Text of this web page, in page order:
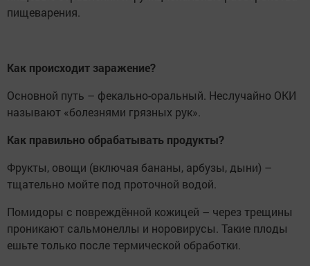
пищеварения.
Как происходит заражение?
Основной путь – фекально-оральный. Неслучайно ОКИ
называют «болезнями грязных рук».
Как правильно обрабатывать продукты?
Фрукты, овощи (включая бананы, арбузы, дыни) –
тщательно мойте под проточной водой.
Помидоры с повреждённой кожицей – через трещины
проникают сальмонеллы и норовирусы. Такие плоды
ешьте только после термической обработки.